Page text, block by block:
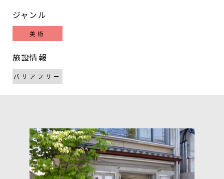
ジャンル
美術
施設情報
バリアフリー